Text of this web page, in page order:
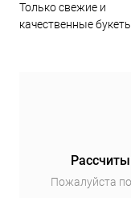
Только свежие и
качественные
Пожалуйста